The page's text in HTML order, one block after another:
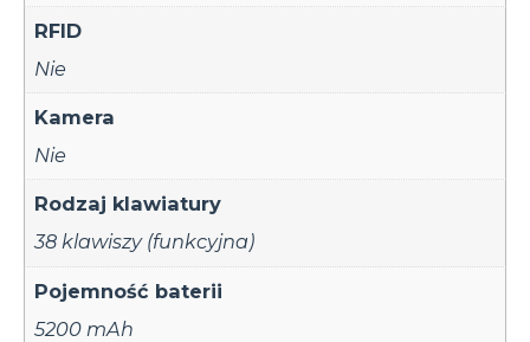
RFID
Nie
Kamera
Nie
Rodzaj klawiatury
38 klawiszy (funkcyjna)
Pojemność baterii
5200 mAh